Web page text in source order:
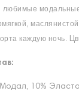
каждую ночь.
10%